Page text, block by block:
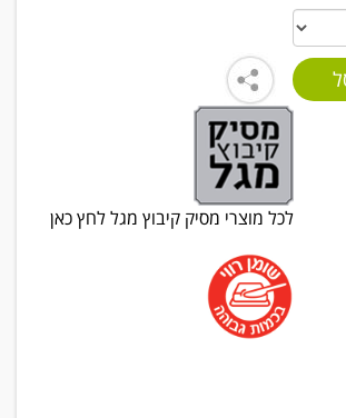
לכל מוצרי מסיק קיבוץ מגל לחץ כאן